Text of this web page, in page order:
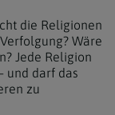
die Religionen
Wäre
Jede Religion
und darf das
zu